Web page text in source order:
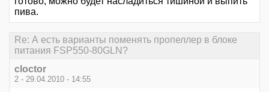
пива.
Re: А есть варианты поменять пропеллер в блоке
питания FSP550-80GLN?
cloctor
2 - 29.04.2010 - 14:55